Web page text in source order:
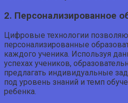
2. Персонализированное
Цифровые технологии
персонализированные
каждого ученика. Используя
успехах учеников,
предлагать индивидуальные
под уровень знаний и темп
ребенка.